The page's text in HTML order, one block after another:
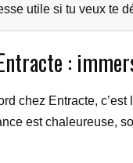
utile si tu veux te
:
chez Entracte,
est chaleureuse,